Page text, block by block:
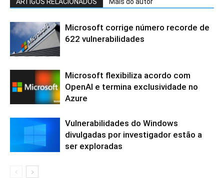
ARTIGOS RELACIONADOS Mais do autor
Microsoft corrige número recorde de
622 vulnerabilidades
Microsoft flexibiliza acordo com
OpenAI e termina exclusividade no
Azure
Vulnerabilidades do Windows
divulgadas por investigador estão a
ser exploradas